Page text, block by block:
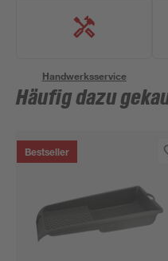
Handwerksservice
Häufig dazu
Bestseller